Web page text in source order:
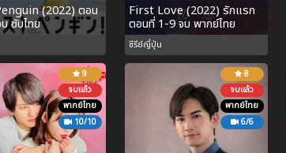
(2022) ตอน
ซับไทย
First Love (2022) รักแรก
ตอนที่ 1-9 จบ พากย์ไทย
ซีรีย์ญี่ปุ่น
9
จบแล้ว
พากย์ไทย
10/10
8
จบแล้ว
พากย์ไทย
6/6